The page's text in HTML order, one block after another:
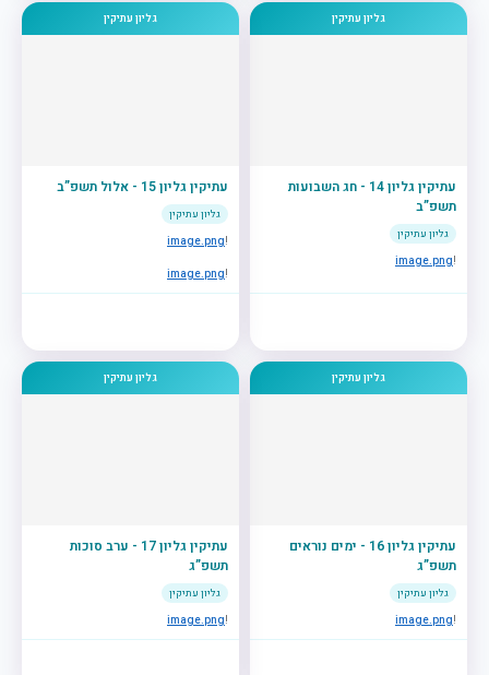
גליון עתיקין
עתיקין גליון 14 - חג השבועות
תשפ”ב
גליון עתיקין
!
image.png
גליון עתיקין
עתיקין גליון 15 - אלול תשפ”ב
גליון עתיקין
!
image.png
!
image.png
גליון עתיקין
עתיקין גליון 16 - ימים נוראים
תשפ”ג
גליון עתיקין
!
image.png
גליון עתיקין
עתיקין גליון 17 - ערב סוכות
תשפ”ג
גליון עתיקין
!
image.png